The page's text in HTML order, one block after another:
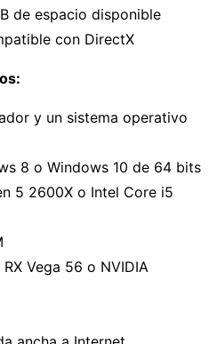
de espacio disponible
con DirectX
y un sistema operativo
8 o Windows 10 de 64 bits
5 2600X o Intel Core i5
Vega 56 o NVIDIA